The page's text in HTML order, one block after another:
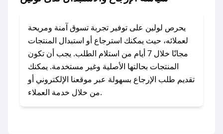
### كيف تحصل على كوبونات خصم حصرية من
لولين؟
للحصول على كوبونات وخصومات حصرية، قم بما
يلي:
- اضغط على أيقونة متابعة لمتجر لولين في تطبيق
صحصح.
يحرص لولين على توفير تجربة تسوق آمنة ومريحة
لعملائه، حيث يمكنك استرجاع أو استبدال المنتجات
مجانًا خلال 7 أيام من استلام الطلب. يجب أن تكون
المنتجات بحالتها الأصلية وغير مستخدمة. يمكنك
تقديم طلب الإرجاع بسهولة عبر موقعنا الإلكتروني أو
من خلال خدمة العملاء.